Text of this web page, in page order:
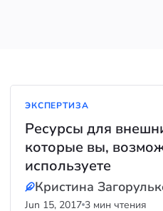
ЭКСПЕРТИЗА
Ресурсы для
которые вы,
используете
Кристина
Jun 15, 2017 3 мин чтения